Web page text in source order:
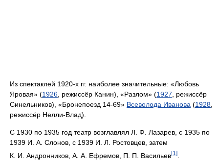
Из спектаклей 1920-х гг. наиболее значительные: «Любовь
Яровая» (1926 , режиссёр Канин), «Разлом» (1927 , режиссёр
Синельников), «Бронепоезд 14-69» Всеволода Иванова (1928
режиссёр Нелли-Влад).
С 1930 по 1935 год театр возглавлял Л. Ф. Лазарев, с 1935 по
1939 И. А. Слонов, с 1939 И. Л. Ростовцев, затем
К. И. Андронников, А. А. Ефремов, П. П. Васильев[1]